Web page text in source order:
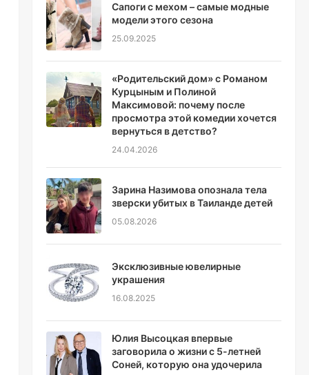
Сапоги с мехом – самые модные
модели этого сезона
25.09.2025
«Родительский дом» с Романом
Курцыным и Полиной
Максимовой: почему после
просмотра этой комедии хочется
вернуться в детство?
24.04.2026
Зарина Назимова опознала тела
зверски убитых в Таиланде детей
05.08.2026
Эксклюзивные ювелирные
украшения
16.08.2025
Юлия Высоцкая впервые
заговорила о жизни с 5-летней
Соней, которую она удочерила